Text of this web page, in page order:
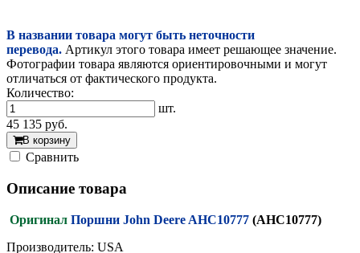
В названии товара могут быть неточности
перевода. Артикул этого товара имеет решающее значение.
Фотографии товара являются ориентировочными и могут
отличаться от фактического продукта.
Количество:
шт.
45 135 руб.
В корзину
Cравнить
Описание товара
Оригинал Поршни John Deere AHC10777 (AHC10777)
Производитель: USA